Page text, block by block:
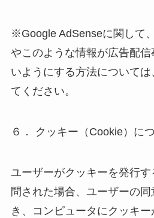
※Google AdSenseに関して
やこのような情報が広告配
いようにする方法については
てください。
６． クッキー（Cookie）に
ユーザーがクッキーを発行
問された場合、ユーザーの
き、コンピュータにクッキー